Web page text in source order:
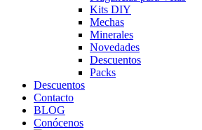
Kits DIY
Mechas
Minerales
Novedades
Descuentos
Packs
Descuentos
Contacto
BLOG
Conócenos